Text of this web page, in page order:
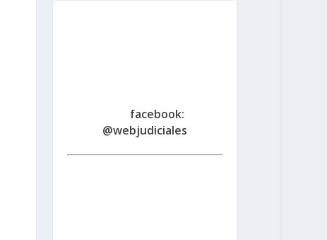
facebook:
@webjudiciales